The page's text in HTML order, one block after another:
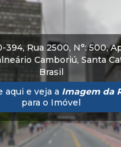
394, Rua 2500, N°:500,
Camboriú,Santa
Brasil
aqui e veja a Imagem da
para o Imóvel